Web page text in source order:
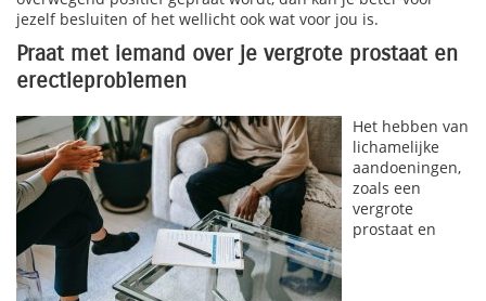
jezelf besluiten of het wellicht ook wat voor jou is.
Praat met iemand over je vergrote prostaat en
erectieproblemen
Het hebben van
lichamelijke
aandoeningen,
zoals een
vergrote
prostaat en